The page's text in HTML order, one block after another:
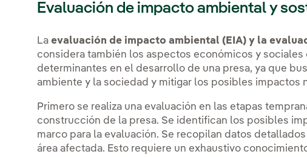
Evaluación de impacto ambiental y
Laevaluación de impacto ambiental (EIA) y la
considera también los aspectos económicos y
determinantes en el desarrollo de una presa, ya que
ambiente y la sociedad y mitigar los posibles impactos
Primero se realiza una evaluación en las etapas
construcción de la presa. Se identifican los posibles
marco para la evaluación. Se recopilan datos
área afectada. Esto requiere un exhaustivo